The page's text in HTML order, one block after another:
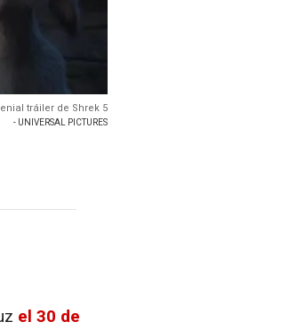
tráiler de Shrek 5
- UNIVERSAL PICTURES
el 30 de